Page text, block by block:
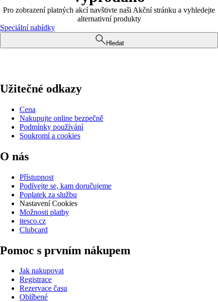
Pro zobrazení platných akcí navštivte naši Akční stránku a vyhledejte
alternativní produkty
Speciální nabídky
Hledat
Užitečné odkazy
Cena
Nakupujte online bezpečně
Podmínky používání
Soukromí a cookies
O nás
Přístupnost
Podívejte se, kam doručujeme
Poplatek za službu
Nastavení Cookies
Možnosti platby
itesco.cz
Clubcard
Pomoc s prvním nákupem
Jak nakupovat
Registrace
Rezervace času
Oblíbené